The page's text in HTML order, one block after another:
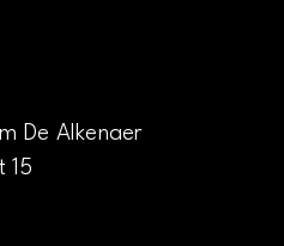
De Alkenaer
15